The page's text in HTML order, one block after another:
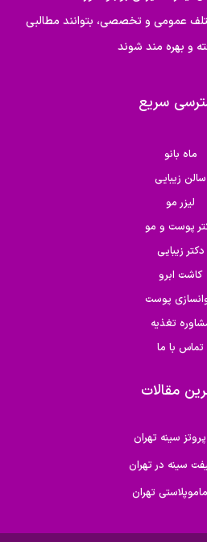
عمومی و تخصصی، بتوانند مطالبی
و بهره مند شوند
سریع
ماه بانو
سالن زیبایی
لیزر مو
پوست و مو
دکتر زیبایی
کاشت ابرو
پوست
تغذیه
تماس با ما
مقالات
سینه تهران
سینه در تهران
تهران